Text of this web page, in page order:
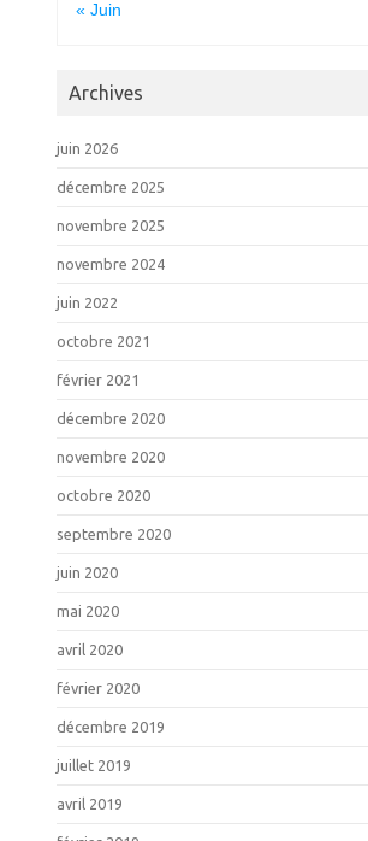
« Juin
Archives
juin 2026
décembre 2025
novembre 2025
novembre 2024
juin 2022
octobre 2021
février 2021
décembre 2020
novembre 2020
octobre 2020
septembre 2020
juin 2020
mai 2020
avril 2020
février 2020
décembre 2019
juillet 2019
avril 2019